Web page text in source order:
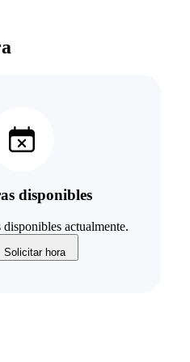
disponibles
actualmente.
Solicitar hora